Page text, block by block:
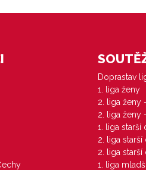
Doprastav
1. liga ženy
2. liga ženy
2. liga ženy
1. liga starší
2. liga
2. liga
1. liga